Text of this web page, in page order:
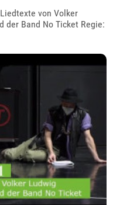
von Volker
der Band No Ticket Regie: